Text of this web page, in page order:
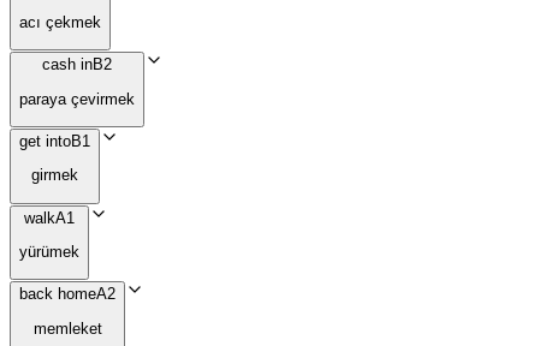
acı çekmek
cash inB2
paraya çevirmek
get intoB1
girmek
walkA1
yürümek
back homeA2
memleket